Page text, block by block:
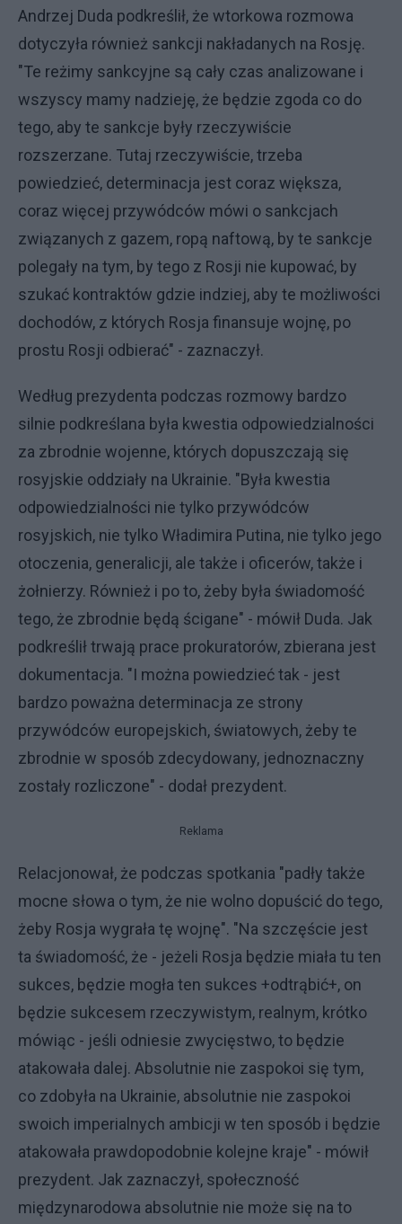
Andrzej Duda podkreślił, że wtorkowa rozmowa
dotyczyła również sankcji nakładanych na Rosję.
"Te reżimy sankcyjne są cały czas analizowane i
wszyscy mamy nadzieję, że będzie zgoda co do
tego, aby te sankcje były rzeczywiście
rozszerzane. Tutaj rzeczywiście, trzeba
powiedzieć, determinacja jest coraz większa,
coraz więcej przywódców mówi o sankcjach
związanych z gazem, ropą naftową, by te sankcje
polegały na tym, by tego z Rosji nie kupować, by
szukać kontraktów gdzie indziej, aby te możliwości
dochodów, z których Rosja finansuje wojnę, po
prostu Rosji odbierać" - zaznaczył.
Według prezydenta podczas rozmowy bardzo
silnie podkreślana była kwestia odpowiedzialności
za zbrodnie wojenne, których dopuszczają się
rosyjskie oddziały na Ukrainie. "Była kwestia
odpowiedzialności nie tylko przywódców
rosyjskich, nie tylko Władimira Putina, nie tylko jego
otoczenia, generalicji, ale także i oficerów, także i
żołnierzy. Również i po to, żeby była świadomość
tego, że zbrodnie będą ścigane" - mówił Duda. Jak
podkreślił trwają prace prokuratorów, zbierana jest
dokumentacja. "I można powiedzieć tak - jest
bardzo poważna determinacja ze strony
przywódców europejskich, światowych, żeby te
zbrodnie w sposób zdecydowany, jednoznaczny
zostały rozliczone" - dodał prezydent.
Reklama
Relacjonował, że podczas spotkania "padły także
mocne słowa o tym, że nie wolno dopuścić do tego,
żeby Rosja wygrała tę wojnę". "Na szczęście jest
ta świadomość, że - jeżeli Rosja będzie miała tu ten
sukces, będzie mogła ten sukces +odtrąbić+, on
będzie sukcesem rzeczywistym, realnym, krótko
mówiąc - jeśli odniesie zwycięstwo, to będzie
atakowała dalej. Absolutnie nie zaspokoi się tym,
co zdobyła na Ukrainie, absolutnie nie zaspokoi
swoich imperialnych ambicji w ten sposób i będzie
atakowała prawdopodobnie kolejne kraje" - mówił
prezydent. Jak zaznaczył, społeczność
międzynarodowa absolutnie nie może się na to